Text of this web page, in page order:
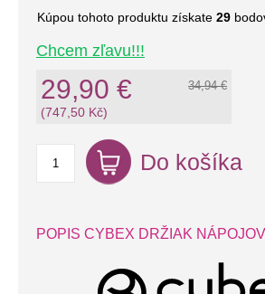
Kúpou tohoto produktu získate 29
Chcem zľavu!!!
34,94 €
29,90 €
(747,50 Kč)
Do košíka
POPIS CYBEX DRŽIAK